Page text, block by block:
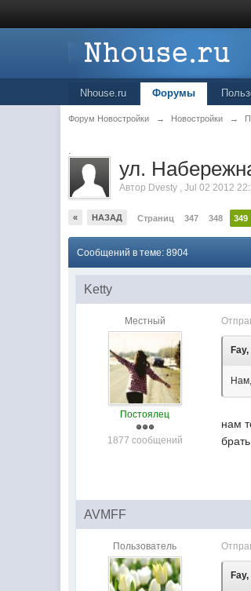
Nhouse.ru Форумы
Форум Новостройки → Новостройки →
.
ул.
Автор Dvesty ,Jul 02 2012
« НАЗАД Страниц 347 348 349
Сообщений в теме: 8904
Ketty
Местный
Постоялец
1877 сообщений
нам
брать
AVMFF
Пользователь